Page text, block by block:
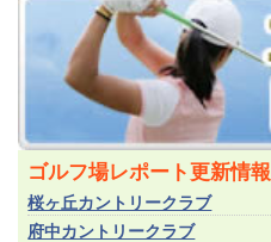
ゴルフ場レポート更新情報
桜ヶ丘カントリークラブ
府中カントリークラブ